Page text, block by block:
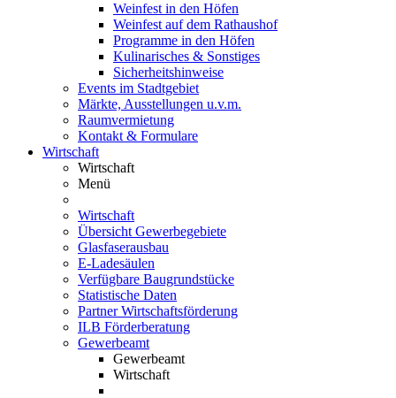
Weinfest in den Höfen
Weinfest auf dem Rathaushof
Programme in den Höfen
Kulinarisches & Sonstiges
Sicherheitshinweise
Events im Stadtgebiet
Märkte, Ausstellungen u.v.m.
Raumvermietung
Kontakt & Formulare
Wirtschaft
Wirtschaft
Menü
Wirtschaft
Übersicht Gewerbegebiete
Glasfaserausbau
E-Ladesäulen
Verfügbare Baugrundstücke
Statistische Daten
Partner Wirtschaftsförderung
ILB Förderberatung
Gewerbeamt
Gewerbeamt
Wirtschaft